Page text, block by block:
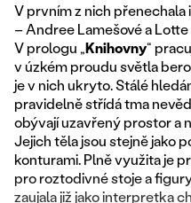
V prvním z nich
– Andree Lamešové a
V prologu „Knihovny“
v úzkém proudu světla
je v nich ukryto. Stálé
pravidelně střídá tma
obývají uzavřený prostor a
Jejich těla jsou stejně jako
konturami. Plně využita je
pro roztodivné stoje a
zaujala již jako interpretka